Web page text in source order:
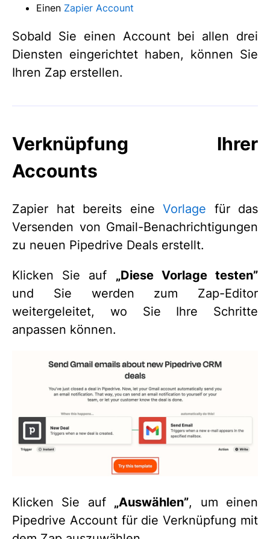
Einen Zapier Account
Sobald Sie einen Account bei allen drei
Diensten eingerichtet haben, können Sie
Ihren Zap erstellen.
Verknüpfung Ihrer
Accounts
Zapier hat bereits eine Vorlage für das
Versenden von Gmail-Benachrichtigungen
zu neuen Pipedrive Deals erstellt.
Klicken Sie auf „Diese Vorlage testen”
und Sie werden zum Zap-Editor
weitergeleitet, wo Sie Ihre Schritte
anpassen können.
Klicken Sie auf „Auswählen”, um einen
Pipedrive Account für die Verknüpfung mit